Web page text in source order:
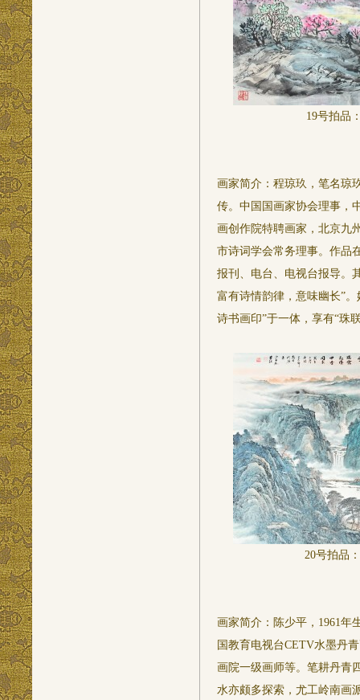
19号拍品
画家简介：程琼玖，笔名琼
传。中国国画家协会理事，
画创作院特聘画家，北京九
市诗词学会常务理事。作品
报刊、电台、电视台报导。
富有诗情韵律，意味幽长”
诗书画印”于一体，享有“珠
20号拍品
画家简介：陈少平，1961年
国教育电视台CETV水墨丹
画院一级画师等。笔耕丹青
水亦颇多探索，尤工岭南画